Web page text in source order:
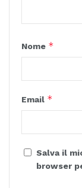
Nome *
Email *
Salva il
browser